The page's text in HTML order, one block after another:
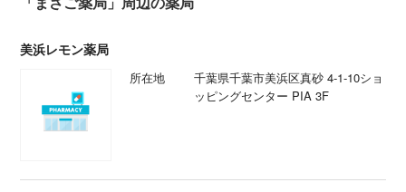
美浜レモン薬局
所在地
千葉県千葉市美浜区真砂 4-1-10ショ
ッピングセンター PIA 3F